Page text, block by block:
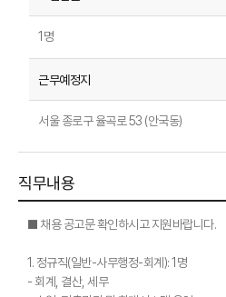
1명
서울 종로구 율곡로 53 (안국동)
직무내용
■ 채용 공고문 확인하시고 지원바랍니다.
1. 정규직(일반-사무행정-회계): 1명
- 회계, 결산, 세무